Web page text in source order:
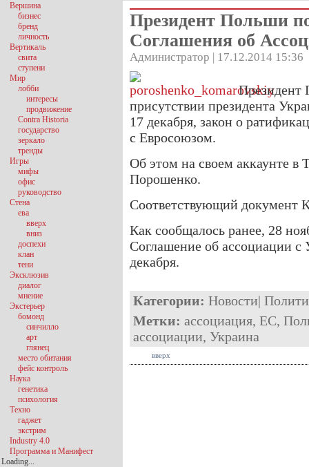
Президент Польши
Соглашения об
Администратор | 17.12.2014 15:36
Президент
присутствии президента
17 декабря, закон о
с Евросоюзом.
Об этом на своем аккаунте в
Порошенко.
Соответствующий документ
Как сообщалось ранее, 28
Соглашение об ассоциации
декабря.
Категории: Новости|
Метки: ассоциация, ЕС,
ассоциации, Украина
вверх
Вершина
бизнес
бренд
личность
Вертикаль
свита
ступени
Мир
лобби
интересы
продвижение
Contra Historia
государство
зеркало
тренды
Игры
мифы
офис
руководство
Стена
ева
вверх
вниз
доспехи
клан
тени
Эксклюзив
диалог
мнение
Экстерьер
бомонд
синчилло
арт
глянец
место обитания
фейс контроль
Наука
генетика
психология
Техно
гаджет
экстрим
Industry 4.0
Программа и Манифест
Loading...